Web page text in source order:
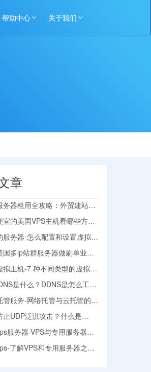
帮助中心 关于我们
章
务器租用全攻略：外贸建站与
低延迟之选
宜的美国VPS主机看哪些方
服务器-怎么配置和设置虚拟机
国多ip站群服务器做刷单业务
题
拟主机-7 种不同类型的虚拟主
点 是什么？DDNS是怎么工作
管服务-网络托管与云托管的区
止UDP泛洪攻击？什么是
服务器-VPS与专用服务器应
？
了解VPS和专用服务器之间